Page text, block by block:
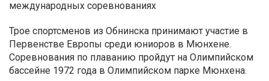
международных соревнованиях
Трое спортсменов из Обнинска принимают участие в
Первенстве Европы среди юниоров в Мюнхене.
Соревнования по плаванию пройдут на Олимпийском
бассейне 1972 года в Олимпийском парке Мюнхена.